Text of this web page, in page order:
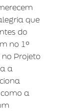
que
do
no 1º
Projeto
a
a